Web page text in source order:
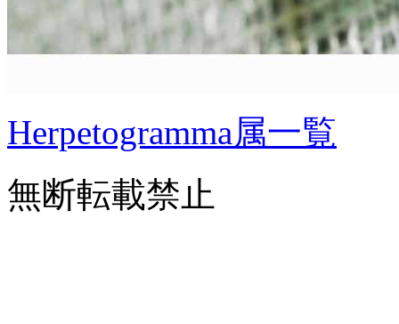
Herpetogramma属一覧
無断転載禁止